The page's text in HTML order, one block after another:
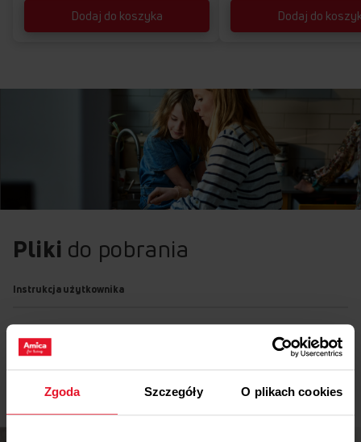
Zgoda Szczegóły O plikach cookies
Dodaj do koszyka Dodaj do
Pliki do pobrania
Instrukcja użytkownika
Ostrzeżenia i informacje dotyczące
Pobierz